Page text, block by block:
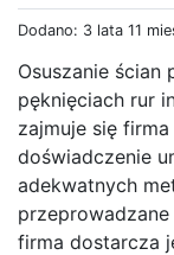
Dodano: 3 lata 11
Osuszanie ścian
pęknięciach rur
zajmuje się
doświadczenie
adekwatnych
firma dostarcza